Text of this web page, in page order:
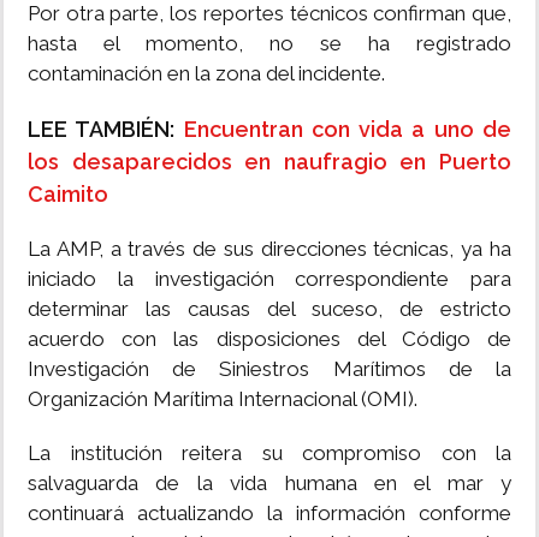
Por otra parte, los reportes técnicos confirman que,
hasta el momento, no se ha registrado
contaminación en la zona del incidente.
LEE TAMBIÉN: Encuentran con vida a uno de
los desaparecidos en naufragio en Puerto
Caimito
La AMP, a través de sus direcciones técnicas, ya ha
iniciado la investigación correspondiente para
determinar las causas del suceso, de estricto
acuerdo con las disposiciones del Código de
Investigación de Siniestros Marítimos de la
Organización Marítima Internacional (OMI).
La institución reitera su compromiso con la
salvaguarda de la vida humana en el mar y
continuará actualizando la información conforme